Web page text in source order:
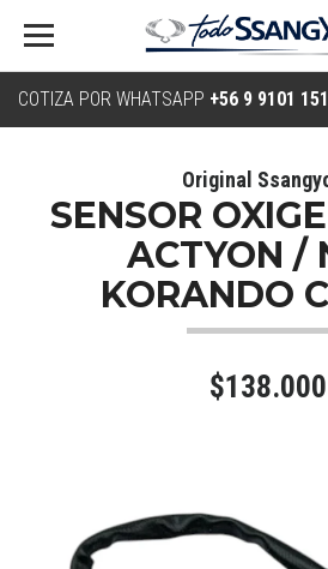
COTIZA POR WHATSAPP +56 9 9101
Original
SENSOR
ACTYON /
KORANDO
$138.000